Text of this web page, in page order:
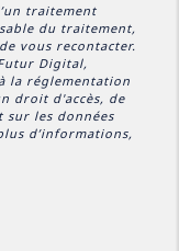
traitement
du traitement,
vous recontacter.
Digital,
la réglementation
droit d'accès, de
les données
d’informations,